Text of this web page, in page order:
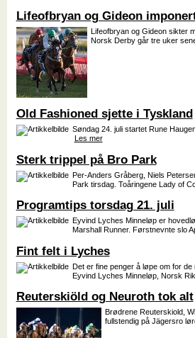
Lifeofbryan og Gideon
Lifeofbryan og Gideon sikter
Norsk Derby går tre uker
Old Fashioned sjette i Tyskland
Søndag 24. juli startet Rune
Les mer
Sterk trippel på Bro Park
Per-Anders Gråberg, Niels
Park tirsdag. Toåringene Lady of
Programtips torsdag 21. juli
Eyvind Lyches Minneløp er
Marshall Runner. Førstnevnte slo
Fint felt i Lyches
Det er fine penger å løpe om for
Eyvind Lyches Minneløp, Norsk
Reuterskiöld og Neuroth tok alt
Brødrene Reuterskiold,
fullstendig på Jägersro